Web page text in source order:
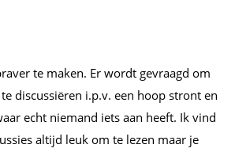
te maken. Er wordt gevraagd om
discussiëren i.p.v. een hoop stront en
echt niemand iets aan heeft. Ik vind
altijd leuk om te lezen maar je